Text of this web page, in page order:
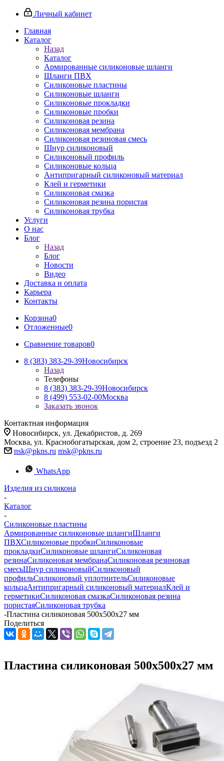
Личный кабинет
Главная
Каталог
Назад
Каталог
Армированные силиконовые шланги
Шланги ПВХ
Силиконовые пластины
Силиконовые шланги
Силиконовые прокладки
Силиконовые пробки
Силиконовая резина
Силиконовая мембрана
Силиконовая резиновая смесь
Шнур силиконовый
Силиконовый профиль
Силиконовые кольца
Антипригарный силиконовый материал
Клей и герметики
Силиконовая смазка
Силиконовая резина пористая
Силиконовая трубка
Услуги
О нас
Блог
Назад
Блог
Новости
Видео
Доставка и оплата
Карьера
Контакты
Корзина0
Отложенные0
Сравнение товаров0
8 (383) 383-29-39Новосибирск
Назад
Телефоны
8 (383) 383-29-39Новосибирск
8 (499) 553-02-00Москва
Заказать звонок
Контактная информация
Новосибирск, ул. Декабристов, д. 269
Москва, ул. Краснобогатырская, дом 2, строение 23, подъезд 2
nsk@pkns.ru msk@pkns.ru
WhatsApp
Изделия из силикона
-
Каталог
-
Силиконовые пластины
Армированные силиконовые шлангиШланги
ПВХСиликоновые пробкиСиликоновые
прокладкиСиликоновые шлангиСиликоновая
резинаСиликоновая мембранаСиликоновая резиновая
смесьШнур силиконовыйСиликоновый
профильСиликоновый уплотнительСиликоновые
кольцаАнтипригарный силиконовый материалКлей и
герметикиСиликоновая смазкаСиликоновая резина
пористаяСиликоновая трубка
-Пластина силиконовая 500x500x27 мм
Поделиться
Пластина силиконовая 500x500x27 мм